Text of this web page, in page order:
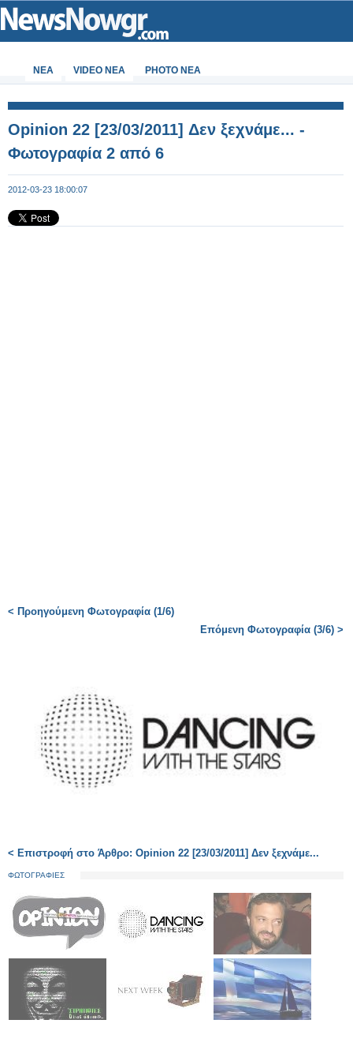
ΝΕΑ VIDEO NEA PHOTO NEA
Opinion 22 [23/03/2011] Δεν ξεχνάμε... -
Φωτογραφία 2 από 6
2012-03-23 18:00:07
< Προηγούμενη Φωτογραφία (1/6)
Επόμενη Φωτογραφία (3/6) >
< Επιστροφή στο Άρθρο: Opinion 22 [23/03/2011] Δεν ξεχνάμε...
ΦΩΤΟΓΡΑΦΙΕΣ